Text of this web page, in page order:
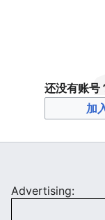
还没有账号
加
Advertising: